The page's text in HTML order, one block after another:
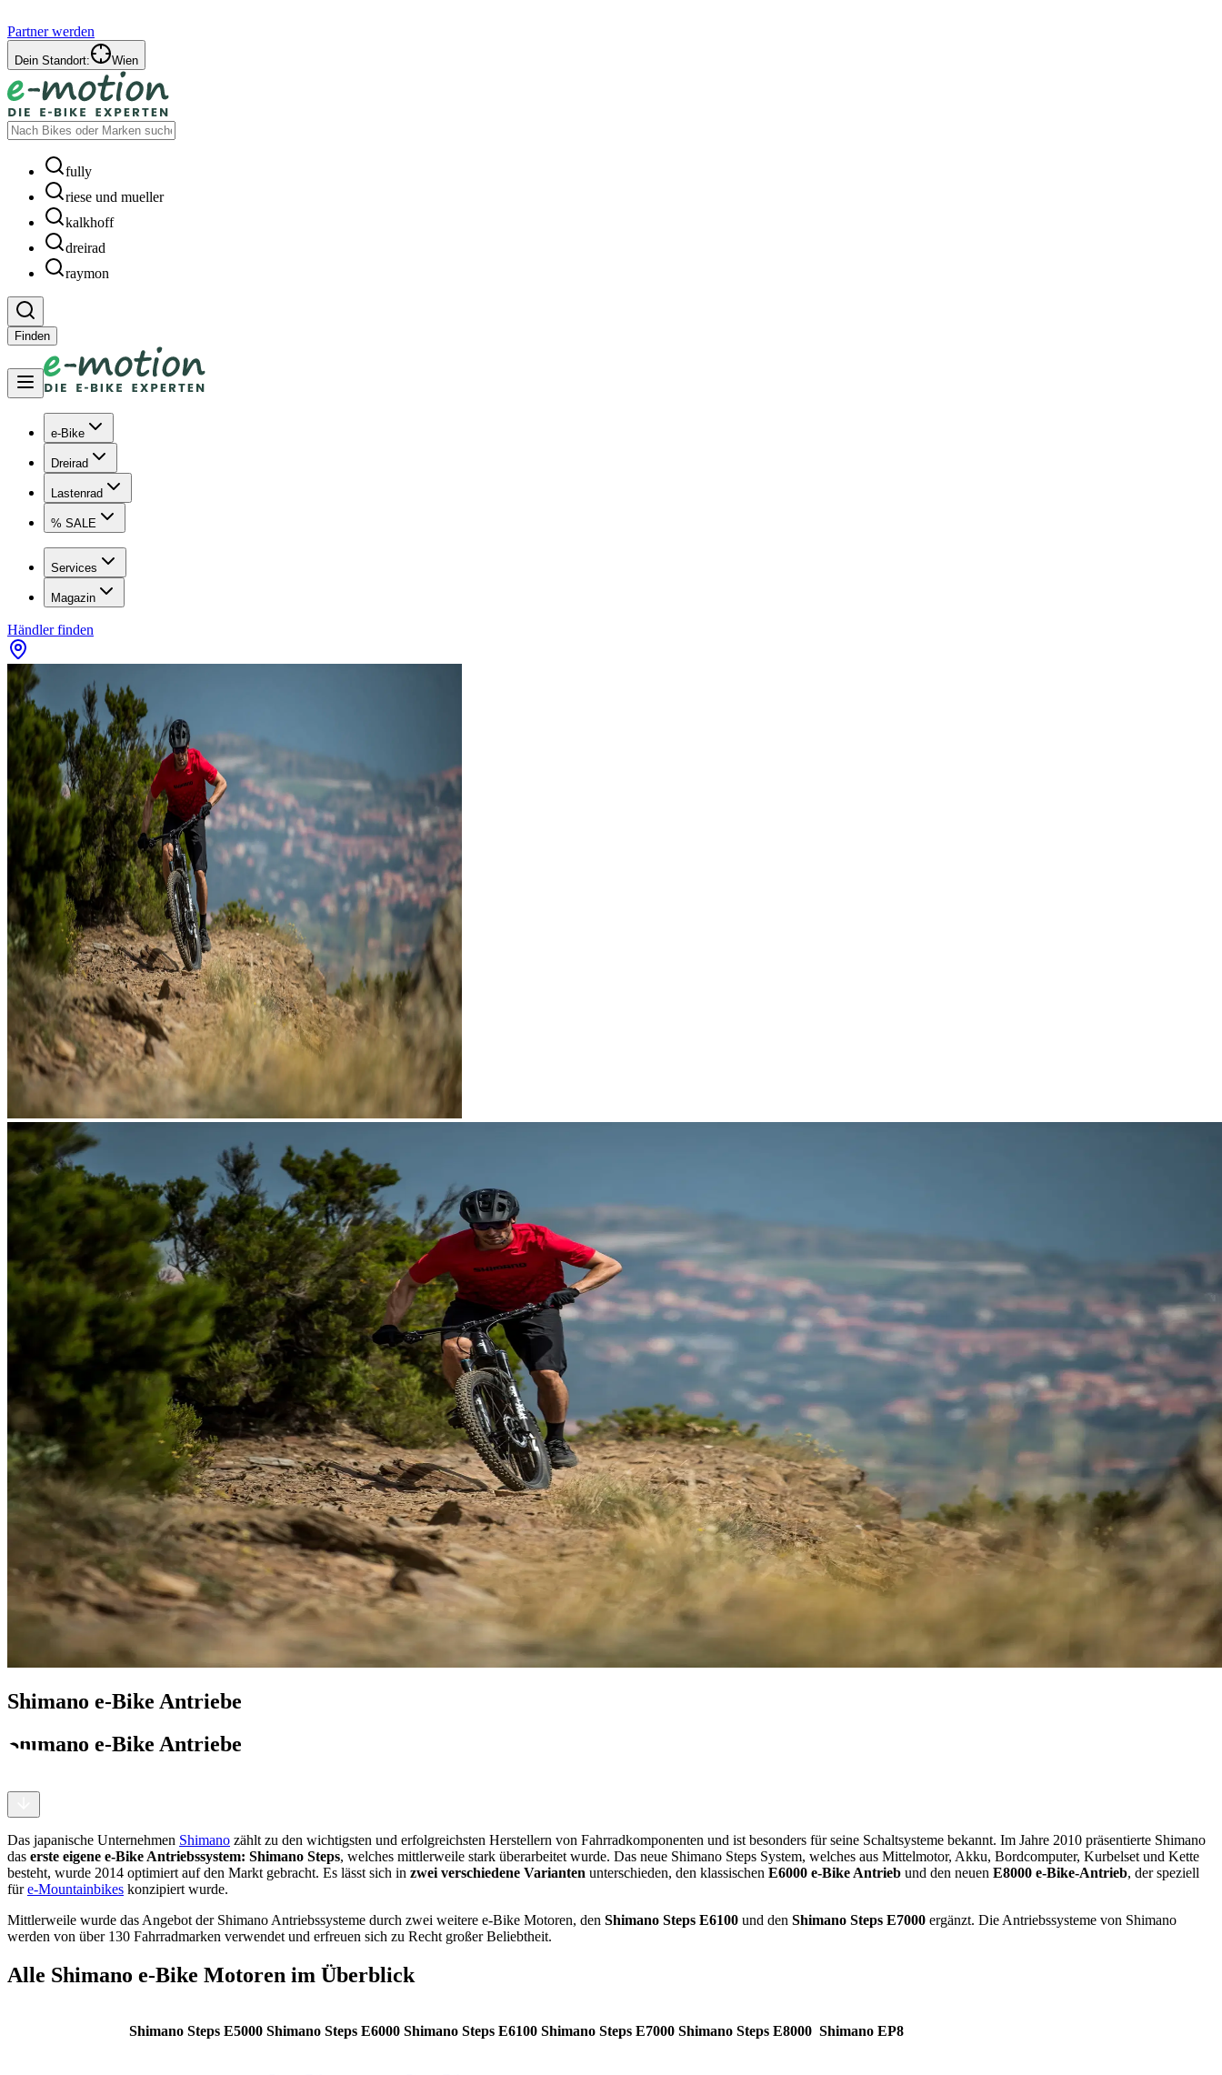
Partner werden
Dein Standort: Wien
fully
riese und mueller
kalkhoff
dreirad
raymon
Finden
e-Bike
Dreirad
Lastenrad
% SALE
Services
Magazin
Händler finden
Shimano e-Bike Antriebe
Shimano e-Bike Antriebe
Das japanische Unternehmen Shimano zählt zu den wichtigsten und erfolgreichsten Herstellern von Fahrradkomponenten und ist besonders für seine Schaltsysteme bekannt. Im Jahre 2010 präsentierte Shimano
das erste eigene e-Bike Antriebssystem: Shimano Steps, welches mittlerweile stark überarbeitet wurde. Das neue Shimano Steps System, welches aus Mittelmotor, Akku, Bordcomputer, Kurbelset und Kette
besteht, wurde 2014 optimiert auf den Markt gebracht. Es lässt sich in zwei verschiedene Varianten unterschieden, den klassischen E6000 e-Bike Antrieb und den neuen E8000 e-Bike-Antrieb, der speziell
füre-Mountainbikes konzipiert wurde.
Mittlerweile wurde das Angebot der Shimano Antriebssysteme durch zwei weitere e-Bike Motoren, den Shimano Steps E6100 und den Shimano Steps E7000 ergänzt. Die Antriebssysteme von Shimano
werden von über 130 Fahrradmarken verwendet und erfreuen sich zu Recht großer Beliebtheit.
Alle Shimano e-Bike Motoren im Überblick
Shimano Steps E5000 Shimano Steps E6000 Shimano Steps E6100 Shimano Steps E7000 Shimano Steps E8000 Shimano EP8